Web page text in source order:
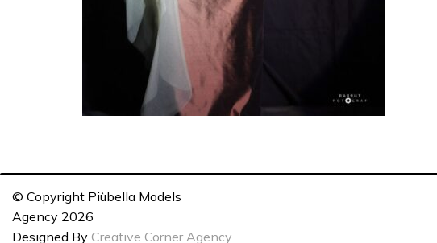
© Copyright Piùbella Models
Agency 2026
Designed By Creative Corner Agency